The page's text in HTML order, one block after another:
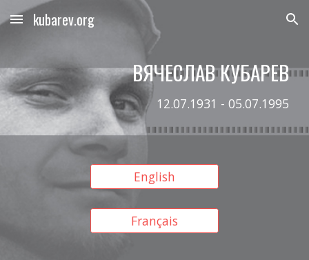
Skip to main content Skip to navigation
kubarev.org
ВЯЧЕСЛАВ КУБАРЕВ
12.07.1931 - 05.07.1995
English
Français